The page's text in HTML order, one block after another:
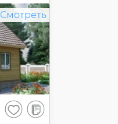
Смотреть
Сохранить
В
сравнение